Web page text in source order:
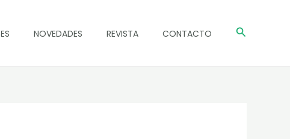
NOVEDADES REVISTA CONTACTO Buscar